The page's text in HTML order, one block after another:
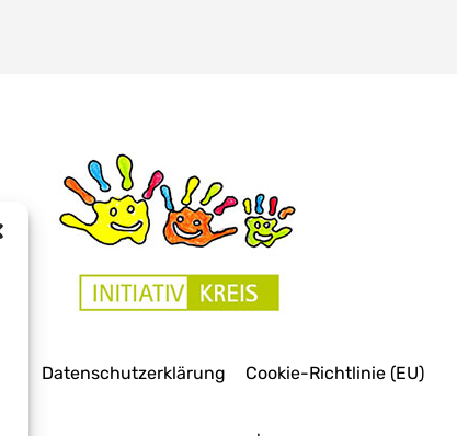
Datenschutzerklärung Cookie-Richtlinie (EU)